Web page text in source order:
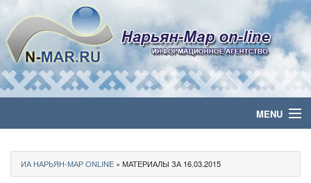
MENU
Политика
ИА НАРЬЯН-МАР ONLINE » МАТЕРИАЛЫ ЗА 16.03.2015